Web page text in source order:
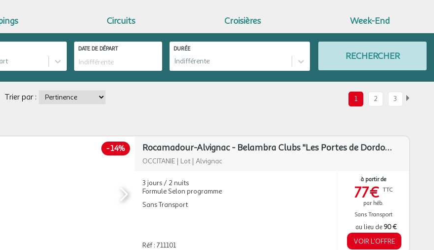
Circuits Croisières Week-End
DATE DE DÉPART DURÉE
Indifférente RECHERCHER
Trier par : 1 2 3
-14% Rocamadour-Alvignac - Belambra Clubs "Les Portes de Dordogne" 3* (Club en Location)
OCCITANIE | Lot | Alvignac
3 jours / 2 nuits
Formule Selon programme
Sans Transport
Réf : 711101
à partir de
77€ TTC
par héb.
Sans Transport
au lieu de 90 €
VOIR L'OFFRE